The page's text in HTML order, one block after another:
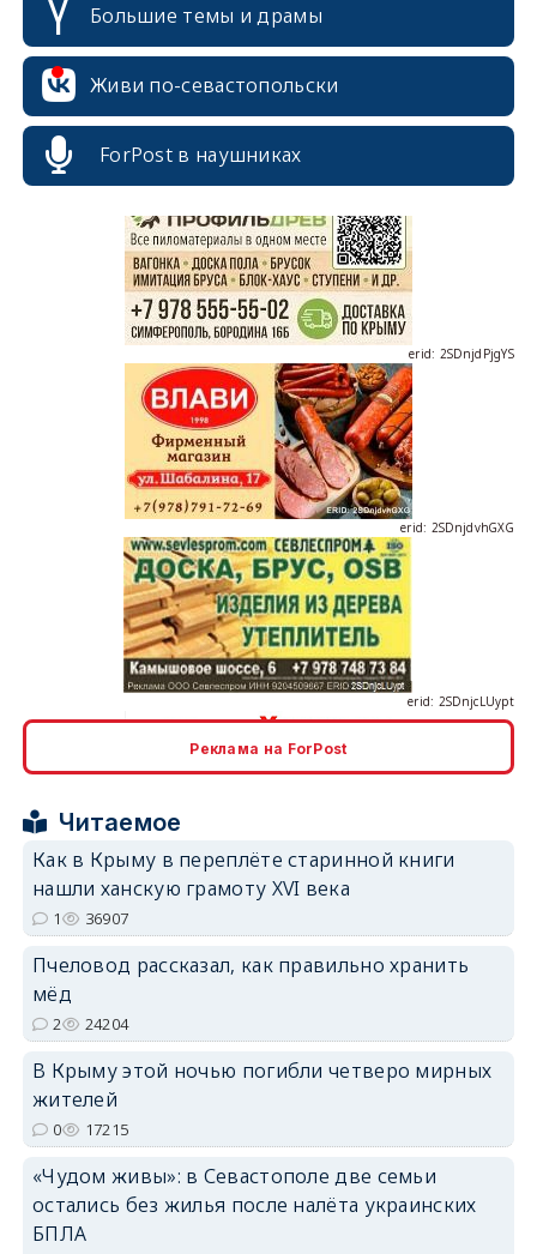
Большие темы и драмы
Живи по-севастопольски
ForPost в наушниках
erid: 2SDnjdPjgYS
erid: 2SDnjdvhGXG
erid: 2SDnjdPjgYS
Реклама на ForPost
Читаемое
Как в Крыму в переплёте старинной книги
нашли ханскую грамоту XVI века
1 36907
Пчеловод рассказал, как правильно хранить
мёд
2 24204
В Крыму этой ночью погибли четверо мирных
жителей
0 17215
«Чудом живы»: в Севастополе две семьи
остались без жилья после налёта украинских
БПЛА